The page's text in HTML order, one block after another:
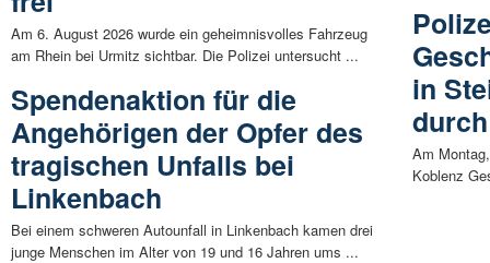
Am 6. August 2026 wurde ein geheimnisvolles Fahrzeug
am Rhein bei Urmitz sichtbar. Die Polizei untersucht ...
Spendenaktion für die
Angehörigen der Opfer des
tragischen Unfalls bei
Linkenbach
Bei einem schweren Autounfall in Linkenbach kamen drei
junge Menschen im Alter von 19 und 16 Jahren ums ...
in
durch
Am
Koblenz